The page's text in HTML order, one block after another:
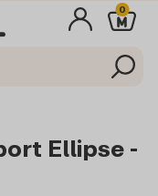
0
Ellipse -